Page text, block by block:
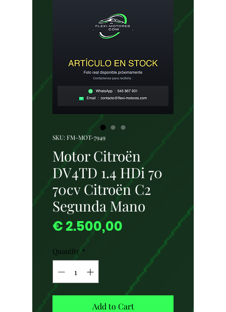
SKU: FM-MOT-7949
Motor Citroën
DV4TD 1.4 HDi 70
70cv Citroën C2
Segunda Mano
€ 2.500,00
Quantity *
Add to Cart